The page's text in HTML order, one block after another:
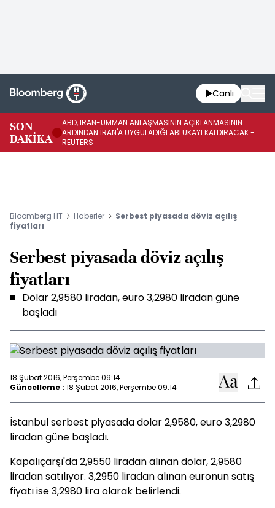
Canlı
SON
DAKİKA
ABD, İRAN-UMMAN ANLAŞMASININ AÇIKLANMASININ
ARDINDAN İRAN'A UYGULADIĞI ABLUKAYI KALDIRACAK -
REUTERS
Bloomberg HT Haberler
Serbest piyasada döviz açılış
fiyatları
Serbest piyasada döviz açılış
fiyatları
Dolar 2,9580 liradan, euro 3,2980 liradan güne
başladı
18 Şubat 2016, Perşembe 09:14
Güncelleme : 18 Şubat 2016, Perşembe 09:14
İstanbul serbest piyasada dolar 2,9580, euro 3,2980
liradan güne başladı.
Kapalıçarşı'da 2,9550 liradan alınan dolar, 2,9580
liradan satılıyor. 3,2950 liradan alınan euronun satış
fiyatı ise 3,2980 lira olarak belirlendi.